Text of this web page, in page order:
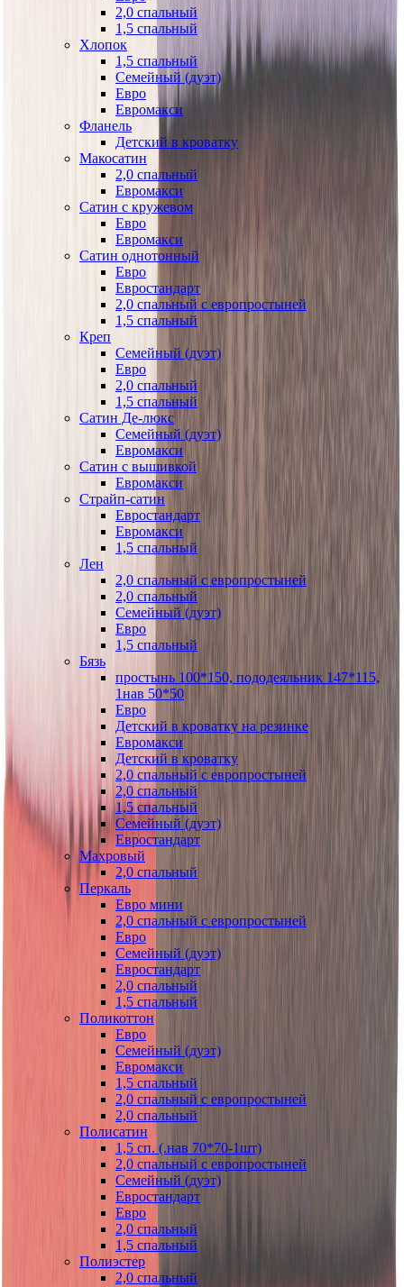
2,0 спальный
1,5 спальный
Хлопок
1,5 спальный
Семейный (дуэт)
Евро
Евромакси
Фланель
Детский в кроватку
Макосатин
2,0 спальный
Евромакси
Сатин с кружевом
Евро
Евромакси
Сатин однотонный
Евро
Евростандарт
2,0 спальный с европростыней
1,5 спальный
Креп
Семейный (дуэт)
Евро
2,0 спальный
1,5 спальный
Сатин Де-люкс
Семейный (дуэт)
Евромакси
Сатин с вышивкой
Евромакси
Страйп-сатин
Евростандарт
Евромакси
1,5 спальный
Лен
2,0 спальный с европростыней
2,0 спальный
Семейный (дуэт)
Евро
1,5 спальный
Бязь
простынь 100*150, пододеяльник 147*115,
1нав 50*50
Евро
Детский в кроватку на резинке
Евромакси
Детский в кроватку
2,0 спальный с европростыней
2,0 спальный
1,5 спальный
Семейный (дуэт)
Евростандарт
Махровый
2,0 спальный
Перкаль
Евро мини
2,0 спальный с европростыней
Евро
Семейный (дуэт)
Евростандарт
2,0 спальный
1,5 спальный
Поликоттон
Евро
Семейный (дуэт)
Евромакси
1,5 спальный
2,0 спальный с европростыней
2,0 спальный
Полисатин
1,5 сп. (.нав 70*70-1шт)
2,0 спальный с европростыней
Семейный (дуэт)
Евростандарт
Евро
2,0 спальный
1,5 спальный
Полиэстер
2,0 спальный